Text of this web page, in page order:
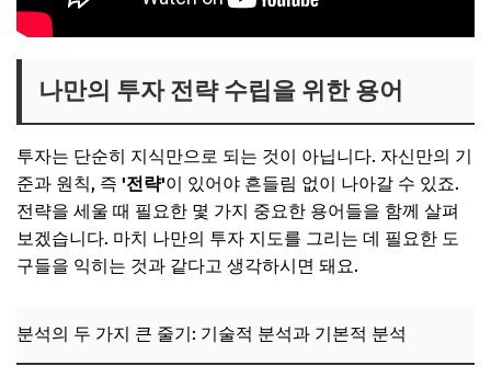
나만의 투자 전략 수립을 위한 용어
투자는 단순히 지식만으로 되는 것이 아닙니다. 자신만의 기
준과 원칙, 즉 '전략'이 있어야 흔들림 없이 나아갈 수 있죠.
전략을 세울 때 필요한 몇 가지 중요한 용어들을 함께 살펴
보겠습니다. 마치 나만의 투자 지도를 그리는 데 필요한 도
구들을 익히는 것과 같다고 생각하시면 돼요.
분석의 두 가지 큰 줄기: 기술적 분석과 기본적 분석